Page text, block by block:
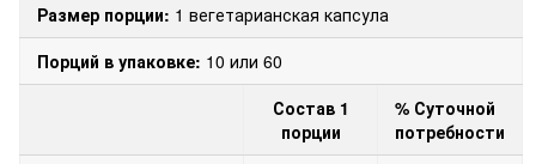
Размер порции: 1 вегетарианская капсула
Порций в упаковке: 10 или 60
Состав 1
порции
% Суточной
потребности